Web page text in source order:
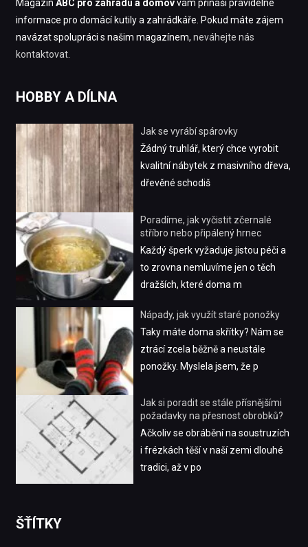
Magazín ABC pro zahradu a domovvám přináší pravidelné
informace pro domácí kutily a zahrádkáře. Pokud máte zájem
navázat spolupráci s našim magazínem, neváhejte nás
kontaktovat.
HOBBY A DÍLNA
Jak se vyrábí spárovky
Žádný truhlář, který chce vyrobit
kvalitní nábytek z masivního dřeva,
dřevěné schodiš
Poradíme, jak vyčistit zčernalé
stříbro nebo připálený hrnec
Každý šperk vyžaduje jistou péči a
to zrovna nemluvíme jen o těch
dražších, které doma m
Nápady, jak využít staré ponožky
Taky máte doma skřítky? Nám se
ztrácí zcela běžně a neustále
ponožky. Myslela jsem, že p
Jak si poradit se stále přísnějšími
požadavky na přesnost obrobků?
Ačkoliv se obrábění na soustruzích
i frézkách těší v naší zemi dlouhé
tradici, až v po
ŠŤÍTKY